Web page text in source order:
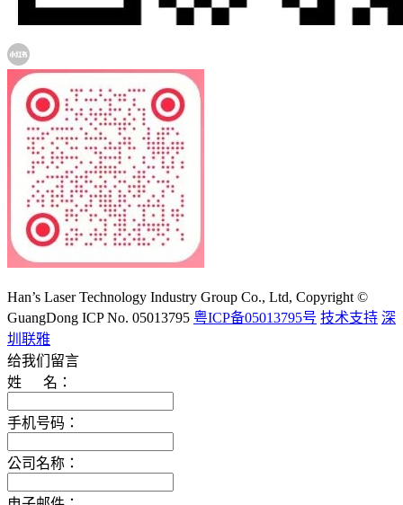
Han’s Laser Technology Industry Group Co., Ltd, Copyright ©
GuangDong ICP No. 05013795 粤ICP备05013795号 技术支持 深
圳联雅
给我们留言
姓 名：
手机号码：
公司名称：